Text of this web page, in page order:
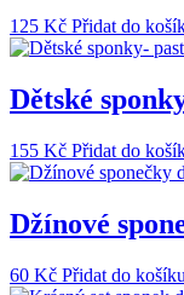
125 Kč Přidat do
Dětské
155 Kč Přidat do
Džínové
60 Kč Přidat do košíku